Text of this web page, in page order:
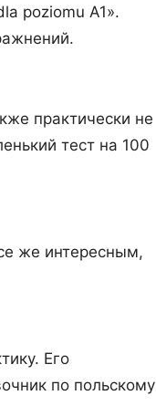
poziomu A1».
практически не
тест на 100
же интересным,
Его
по польскому